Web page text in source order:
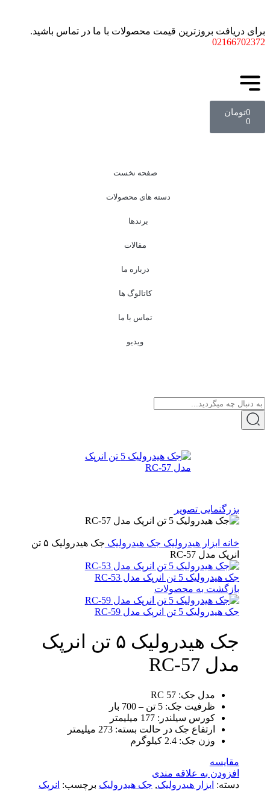
برای دریافت بروزترین قیمت محصولات با ما در تماس باشید.
02166702372
0تومان
0
صفحه نخست
دسته های محصولات
برندها
مقالات
درباره ما
کاتالوگ ها
تماس با ما
ویدیو
بزرگنمایی تصویر
خانه ابزار هیدرولیک جک هیدرولیک
جک هیدرولیک ۵ تن
انرپک مدل RC-57
جک هیدرولیک 5 تن انرپک مدل RC-53
بازگشت به محصولات
جک هیدرولیک 5 تن انرپک مدل RC-59
جک هیدرولیک ۵ تن انرپک
مدل RC-57
مدل جک: RC 57
ظرفیت جک: 5 تن – 700 بار
کورس سیلندر: 177 میلیمتر
ارتفاع جک در حالت بسته: 273 میلیمتر
وزن جک: 2.4 کیلوگرم
مقایسه
افزودن به علاقه مندی
دسته: ابزار هیدرولیک, جک هیدرولیک برچسب: انرپک